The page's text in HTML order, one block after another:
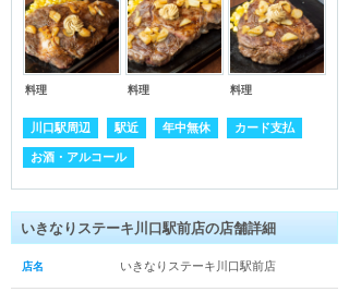
料理 料理 料理
川口駅周辺 駅近 年中無休 カード支払
お酒・アルコール
いきなりステーキ川口駅前店の店舗詳細
店名 いきなりステーキ川口駅前店